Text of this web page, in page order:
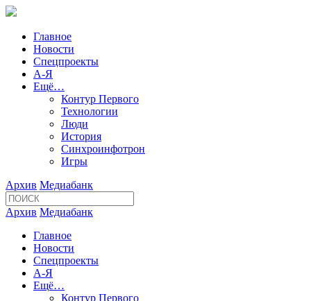
Главное
Новости
Спецпроекты
А-Я
Ещё…
Контур Первого
Технологии
Люди
История
Синхроинфотрон
Игры
Архив Медиабанк
Архив Медиабанк
Главное
Новости
Спецпроекты
А-Я
Ещё…
Контур Первого